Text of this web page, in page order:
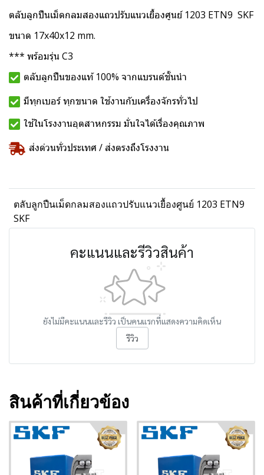
ตลับลูกปืนเม็ดกลมสองแถวปรับแนวเยื้องศูนย์ 1203 ETN9 SKF
ขนาด 17x40x12 mm.
*** พร้อมรุ่น C3
ตลับลูกปืนของแท้ 100% จากแบรนด์ชั้นนำ
มีทุกเบอร์ ทุกขนาด ใช้งานกับเครื่องจักรทั่วไป
ใช้ในโรงงานอุตสาหกรรม มั่นใจได้เรื่องคุณภาพ
ส่งด่วนทั่วประเทศ / ส่งตรงถึงโรงงาน
ตลับลูกปืนเม็ดกลมสองแถวปรับแนวเยื้องศูนย์ 1203 ETN9
SKF
คะแนนและรีวิวสินค้า
ยังไม่มีคะแนนและรีวิว เป็นคนแรกที่แสดงความคิดเห็น
รีวิว
สินค้าที่เกี่ยวข้อง